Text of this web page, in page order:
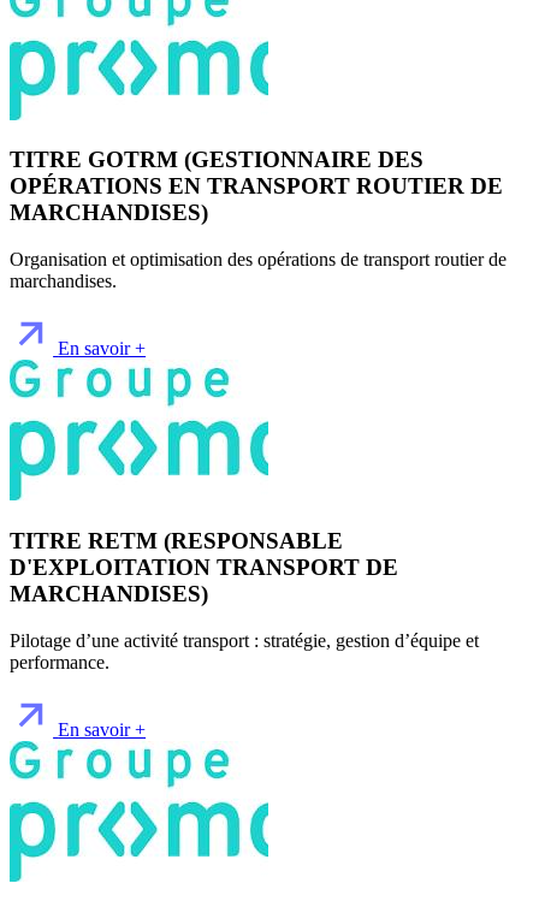
TITRE GOTRM (GESTIONNAIRE DES
OPÉRATIONS EN TRANSPORT ROUTIER DE
MARCHANDISES)
Organisation et optimisation des opérations de transport routier de
marchandises.
En savoir +
TITRE RETM (RESPONSABLE
D'EXPLOITATION TRANSPORT DE
MARCHANDISES)
Pilotage d’une activité transport : stratégie, gestion d’équipe et
performance.
En savoir +